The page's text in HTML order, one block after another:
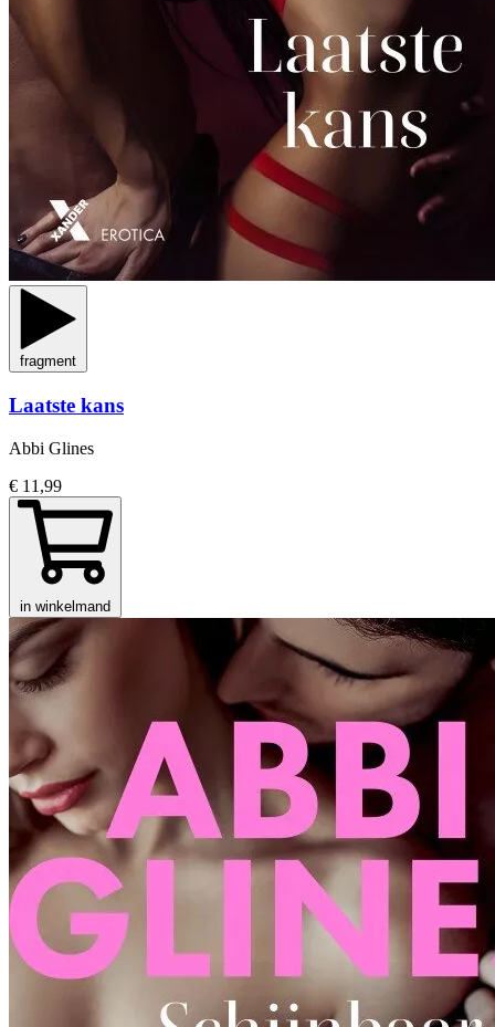
fragment
Laatste kans
Abbi Glines
€ 11,99
in winkelmand